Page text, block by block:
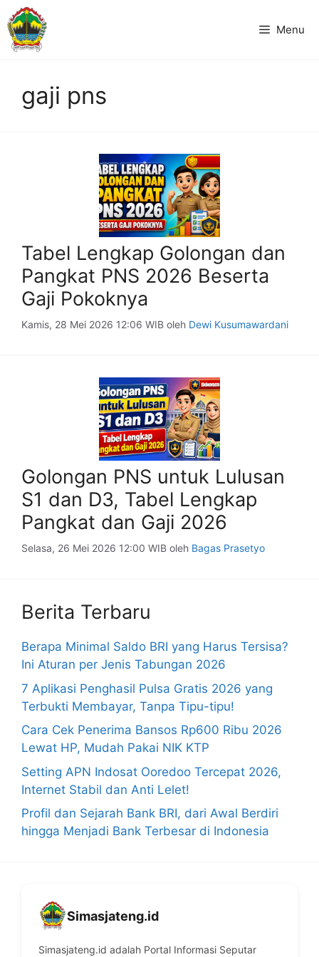
Langsung
ke
Menu
gaji pns
Tabel Lengkap Golongan dan
Pangkat PNS 2026 Beserta
Gaji Pokoknya
Kamis, 28 Mei 2026 12:06 WIB oleh Dewi Kusumawardani
Golongan PNS untuk Lulusan
S1 dan D3, Tabel Lengkap
Pangkat dan Gaji 2026
Selasa, 26 Mei 2026 12:00 WIB oleh Bagas Prasetyo
Berita Terbaru
Berapa Minimal Saldo BRI yang Harus Tersisa?
Ini Aturan per Jenis Tabungan 2026
7 Aplikasi Penghasil Pulsa Gratis 2026 yang
Terbukti Membayar, Tanpa Tipu-tipu!
Cara Cek Penerima Bansos Rp600 Ribu 2026
Lewat HP, Mudah Pakai NIK KTP
Setting APN Indosat Ooredoo Tercepat 2026,
Internet Stabil dan Anti Lelet!
Profil dan Sejarah Bank BRI, dari Awal Berdiri
hingga Menjadi Bank Terbesar di Indonesia
Simasjateng.id
Simasjateng.id adalah Portal Informasi Seputar